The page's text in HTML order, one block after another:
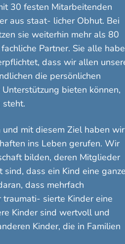
30 festen Mitarbeitenden
aus staat- licher Obhut. Bei
sie weiterhin mehr als 80
Partner. Sie alle
dass wir allen
die persönlichen
bieten können,
steht.
mit diesem Ziel haben wir
ins Leben gerufen. Wir
bilden, deren Mitglieder
dass ein Kind eine
dass mehrfach
sierte Kinder eine
Kinder sind wertvoll und
Kinder, die in Familien